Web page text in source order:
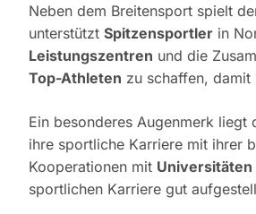
Neben dem Breitensport spielt
unterstützt Spitzensportler in
Leistungszentren und die
Top-Athleten zu schaffen,
Ein besonderes Augenmerk liegt
ihre sportliche Karriere mit ihrer
Kooperationen mit Universitäten
sportlichen Karriere gut